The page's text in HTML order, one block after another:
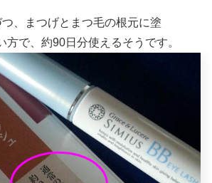
、まつげとまつ毛の根元に塗
方で、約90日分使えるそうです。